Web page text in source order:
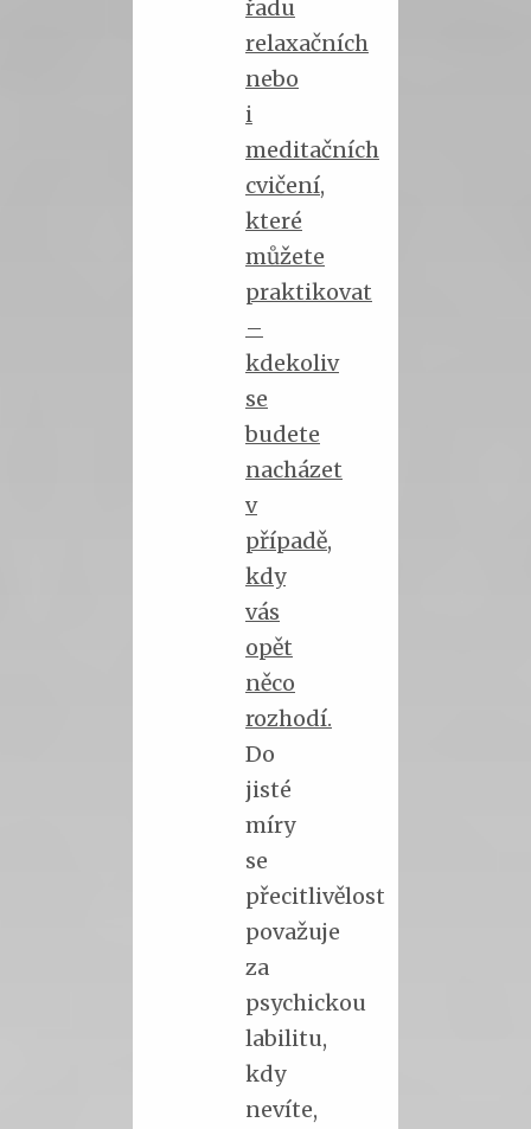
řadu
relaxačních
nebo
i
meditačních
cvičení,
které
můžete
praktikovat
–
kdekoliv
se
budete
nacházet
v
případě,
kdy
vás
opět
něco
rozhodí.
Do
jisté
míry
se
přecitlivělost
považuje
za
psychickou
labilitu,
kdy
nevíte,